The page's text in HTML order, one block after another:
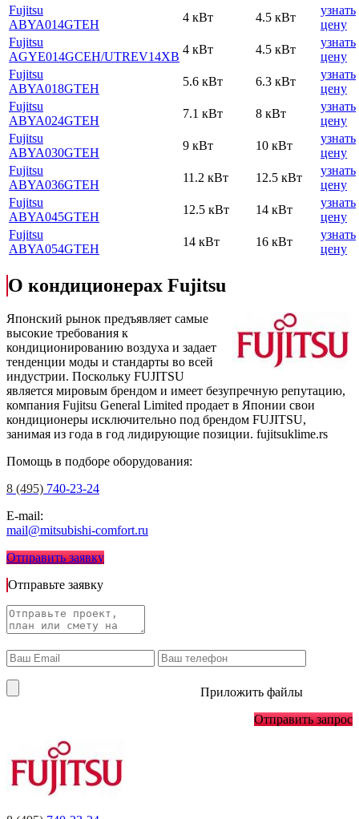
Fujitsu
AВYA014GТЕH
4 кВт 4.5 кВт
узнать
цену
Fujitsu
AGYE014GCEH/UTREV14XB
4 кВт 4.5 кВт
узнать
цену
Fujitsu
AВYA018GТЕH
5.6 кВт 6.3 кВт
узнать
цену
Fujitsu
AВYA024GТЕH
7.1 кВт 8 кВт
узнать
цену
Fujitsu
AВYA030GТЕH
9 кВт 10 кВт
узнать
цену
Fujitsu
AВYA036GТЕH
11.2 кВт 12.5 кВт
узнать
цену
Fujitsu
AВYA045GТЕH
12.5 кВт 14 кВт
узнать
цену
Fujitsu
AВYA054GТЕH
14 кВт 16 кВт
узнать
цену
О кондиционерах Fujitsu
Японский рынок предъявляет самые
высокие требования к
кондиционированию воздуха и задает
тенденции моды и стандарты во всей
индустрии. Поскольку FUJITSU
является мировым брендом и имеет безупречную репутацию,
компания Fujitsu General Limited продает в Японии свои
кондиционеры исключительно под брендом FUJITSU,
занимая из года в год лидирующие позиции. fujitsuklime.rs
Помощь в подборе оборудования:
8 (495) 740-23-24
E-mail:
mail@mitsubishi-comfort.ru
Отправить заявку
Отправьте заявку
Приложить файлы
Отправить запрос